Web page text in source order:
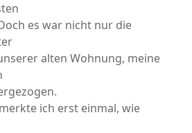
es war nicht nur die
alten Wohnung, meine
ich erst einmal, wie